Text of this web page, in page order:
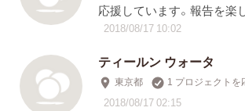
応援しています。報告を楽
2018/08/17 10:02
ティールン ウォータ
東京都 1 プロジェクトを
2018/08/17 02:15